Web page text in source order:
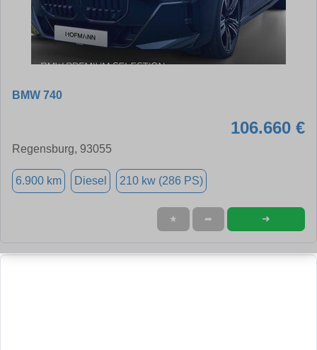
BMW 740
106.660 €
Regensburg, 93055
6.900 km Diesel 210 kw (286 PS)
★ ➦ ➜